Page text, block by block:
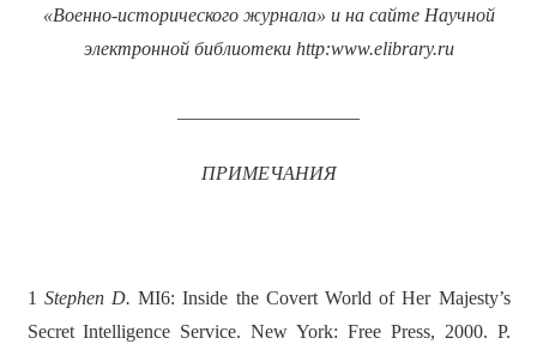
«Военно-исторического журнала» и на сайте Научной
электронной библиотеки http:www.elibrary.ru
ПРИМЕЧАНИЯ
1 Stephen D. MI6: Inside the Covert World of Her Majesty’s
Secret Intelligence Service. New York: Free Press, 2000. P.